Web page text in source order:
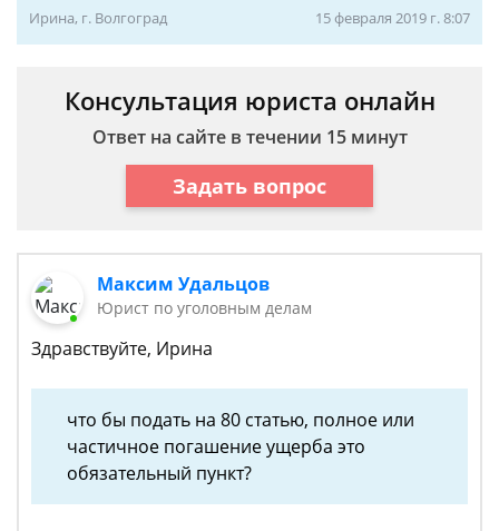
Ирина, г. Волгоград 15 февраля 2019 г. 8:07
Консультация юриста онлайн
Ответ на сайте в течении 15 минут
Задать вопрос
Максим Удальцов
Юрист по уголовным делам
Здравствуйте, Ирина
что бы подать на 80 статью, полное или
частичное погашение ущерба это
обязательный пункт?